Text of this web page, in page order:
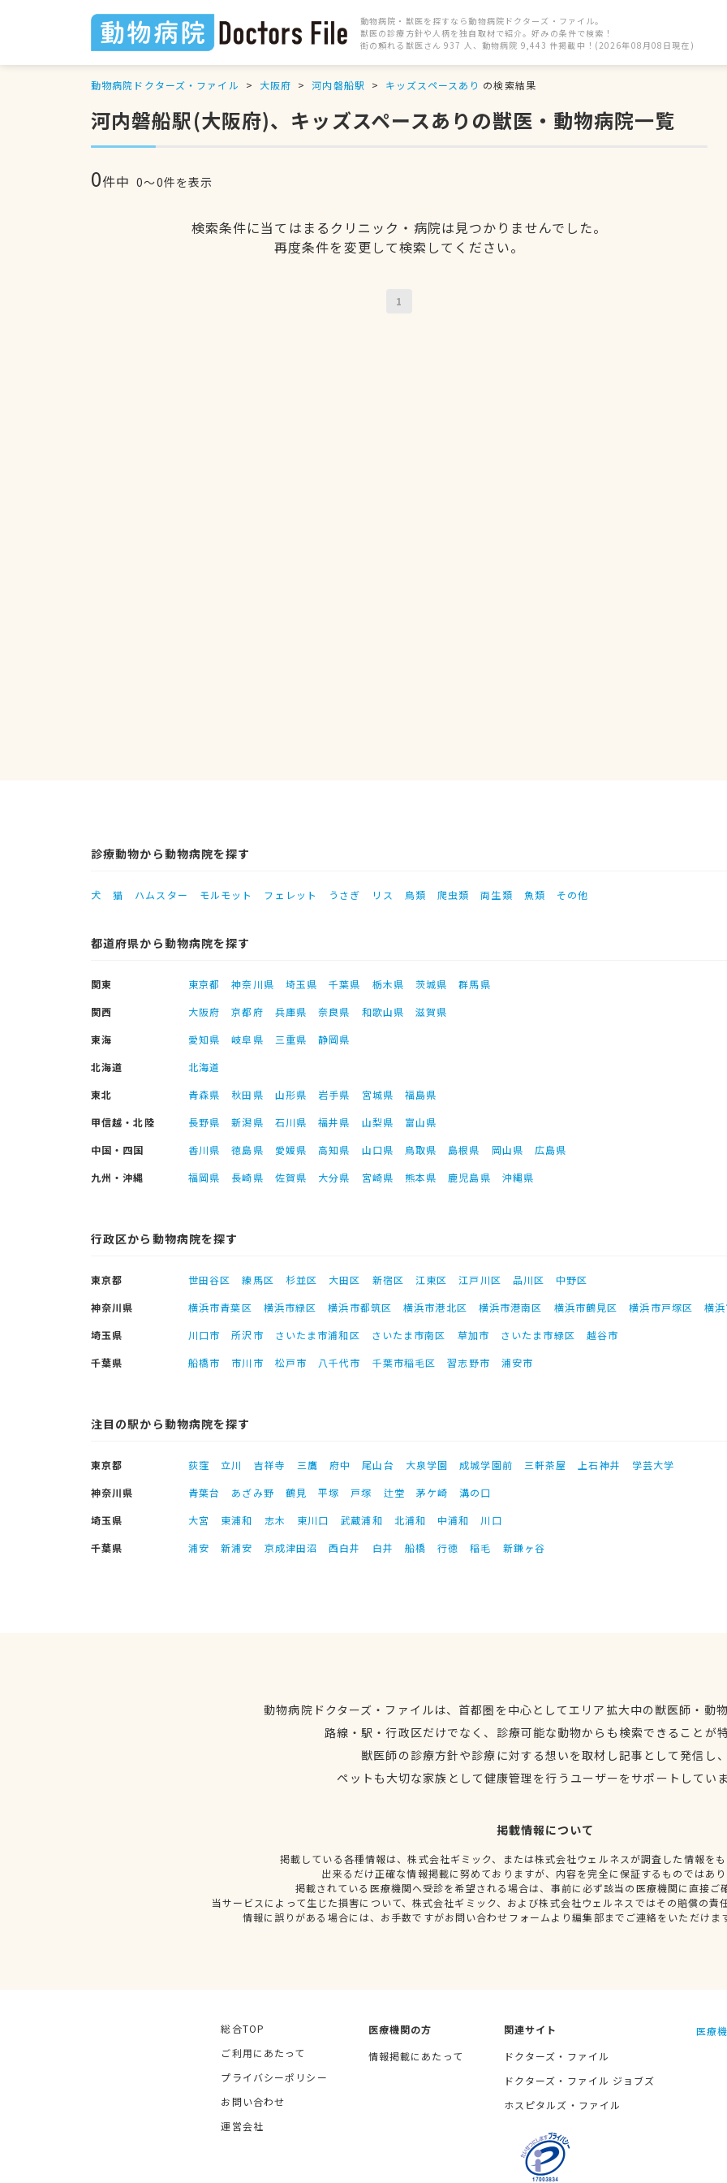
動物病院・獣医を探すなら動物病院ドクターズ・ファイル。
獣医の診療方針や人柄を独自取材で紹介。好みの条件で検索！
街の頼れる獣医さん 937 人、動物病院 9,443 件掲載中！(2026年08月08日現在)
動物病院ドクターズ・ファイル 大阪府 河内磐船駅 キッズスペースあり の検索結果
河内磐船駅(大阪府)、キッズスペースありの獣医・動物病院一覧
0件中 0〜0件を表示
検索条件に当てはまるクリニック・病院は見つかりませんでした。
再度条件を変更して検索してください。
1
診療動物から動物病院を探す
犬 猫 ハムスター モルモット フェレット うさぎ リス 鳥類 爬虫類 両生類 魚類 その他
都道府県から動物病院を探す
関東 東京都 神奈川県 埼玉県 千葉県 栃木県 茨城県
群馬県
関西
大阪府 京都府 兵庫県 奈良県 和歌山県
滋賀県
東海
愛知県 岐阜県 三重県
静岡県
北海道
北海道
東北
青森県 秋田県 山形県 岩手県 宮城県
福島県
甲信越・北陸
長野県 新潟県 石川県 福井県 山梨県
富山県
中国・四国
香川県 徳島県 愛媛県 高知県 山口県 鳥取県 島根県 岡山県
広島県
九州・沖縄
福岡県 長崎県 佐賀県 大分県 宮崎県 熊本県 鹿児島県 沖縄県
行政区から動物病院を探す
東京都 世田谷区 練馬区 杉並区 大田区 新宿区 江東区 江戸川区 品川区
中野区
神奈川県
横浜市青葉区 横浜市緑区 横浜市都筑区 横浜市港北区 横浜市港南区 横浜市鶴見区 横浜市戸塚区
横
埼玉県
川口市 所沢市 さいたま市浦和区 さいたま市南区 草加市 さいたま市緑区
越谷市
千葉県
船橋市 市川市 松戸市 八千代市 千葉市稲毛区 習志野市 浦安市
注目の駅から動物病院を探す
東京都 荻窪 立川 吉祥寺 三鷹 府中 尾山台 大泉学園 成城学園前 三軒茶屋 上石神井
学芸大学
神奈川県
青葉台 あざみ野 鶴見 平塚 戸塚 辻堂 茅ケ崎
溝の口
埼玉県
大宮 東浦和 志木 東川口 武蔵浦和 北浦和 中浦和
川口
千葉県
浦安 新浦安 京成津田沼 西白井 白井 船橋 行徳 稲毛 新鎌ヶ谷
動物病院ドクターズ・ファイルは、首都圏を中心としてエリア拡大中の獣医師・動
路線・駅・行政区だけでなく、診療可能な動物からも検索できることが
獣医師の診療方針や診療に対する想いを取材し記事として発信し
ペットも大切な家族として健康管理を行うユーザーをサポートしてい
掲載情報について
掲載している各種情報は、株式会社ギミック、または株式会社ウェルネスが調査した情報を
出来るだけ正確な情報掲載に努めておりますが、内容を完全に保証するものではあ
掲載されている医療機関へ受診を希望される場合は、事前に必ず該当の医療機関に直接ご
当サービスによって生じた損害について、株式会社ギミック、および株式会社ウェルネスではその賠償の責
情報に誤りがある場合には、お手数ですがお問い合わせフォームより編集部までご連絡をいただけま
総合TOP
ご利用にあたって
プライバシーポリシー
お問い合わせ
運営会社
医療機関の方
情報掲載にあたって
関連サイト
ドクターズ・ファイル
ドクターズ・ファイル ジョブズ
ホスピタルズ・ファイル
医療